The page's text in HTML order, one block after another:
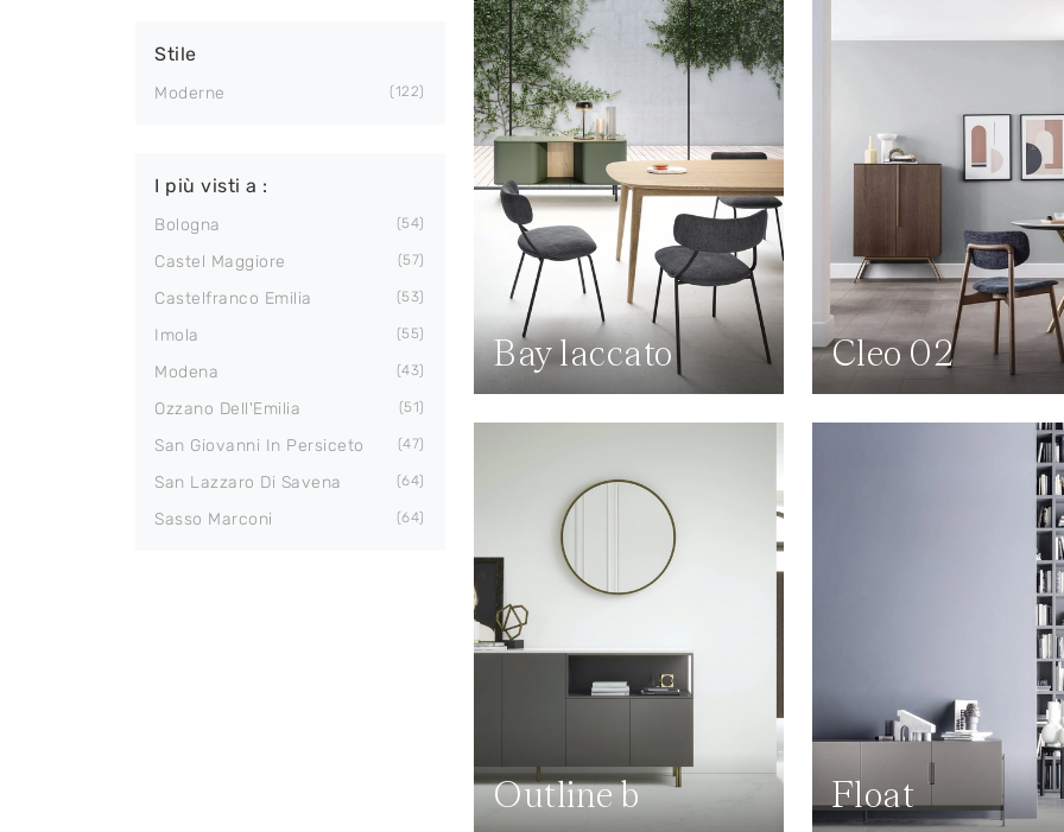
Stile
Moderne 122
I più visti a :
Bologna 54
Castel Maggiore 57
Castelfranco Emilia 53
Imola 55
Modena 43
Ozzano Dell'Emilia 51
San Giovanni In Persiceto 47
San Lazzaro Di Savena 64
Sasso Marconi 64
Bay laccato Cleo 02
Outline b Float